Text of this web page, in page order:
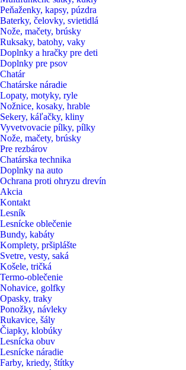
Peňaženky, kapsy, púzdra
Baterky, čelovky, svietidlá
Nože, mačety, brúsky
Ruksaky, batohy, vaky
Doplnky a hračky pre deti
Doplnky pre psov
Chatár
Chatárske náradie
Lopaty, motyky, ryle
Nožnice, kosaky, hrable
Sekery, káľačky, kliny
Vyvetvovacie pílky, pílky
Nože, mačety, brúsky
Pre rezbárov
Chatárska technika
Doplnky na auto
Ochrana proti ohryzu drevín
Akcia
Kontakt
Lesník
Lesnícke oblečenie
Bundy, kabáty
Komplety, pršiplášte
Svetre, vesty, saká
Košele, tričká
Termo-oblečenie
Nohavice, golfky
Opasky, traky
Ponožky, návleky
Rukavice, šály
Čiapky, klobúky
Lesnícka obuv
Lesnícke náradie
Farby, kriedy, štítky